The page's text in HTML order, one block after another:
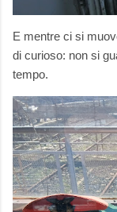
E mentre ci si
di curioso: non si
tempo.